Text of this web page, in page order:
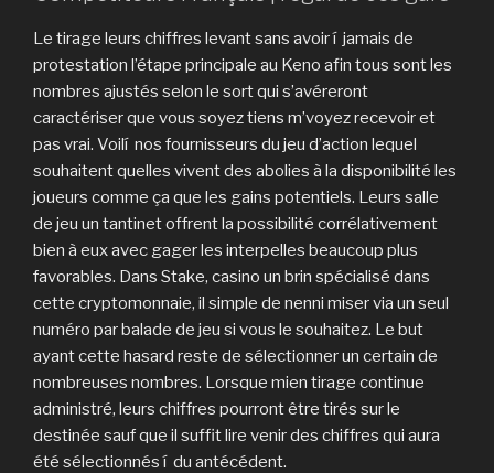
Le tirage leurs chiffres levant sans avoir í jamais de
protestation l’étape principale au Keno afin tous sont les
nombres ajustés selon le sort qui s’avéreront
caractériser que vous soyez tiens m’voyez recevoir et
pas vrai. Voilí nos fournisseurs du jeu d’action lequel
souhaitent quelles vivent des abolies à la disponibilité les
joueurs comme ça que les gains potentiels. Leurs salle
de jeu un tantinet offrent la possibilité corrélativement
bien à eux avec gager les interpelles beaucoup plus
favorables. Dans Stake, casino un brin spécialisé dans
cette cryptomonnaie, il simple de nenni miser via un seul
numéro par balade de jeu si vous le souhaitez. Le but
ayant cette hasard reste de sélectionner un certain de
nombreuses nombres. Lorsque mien tirage continue
administré, leurs chiffres pourront être tirés sur le
destinée sauf que il suffit lire venir des chiffres qui aura
été sélectionnés í du antécédent.